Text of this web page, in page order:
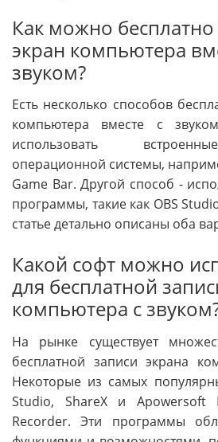
Как можно бесплатно
экран компьютера
звуком?
Есть несколько способов
компьютера вместе с
использовать
операционной системы,
Game Bar. Другой способ -
программы, такие как OBS
статье детально описаны оба
Какой софт можно
для бесплатной
компьютера с
На рынке существует
бесплатной записи экрана
Некоторые из самых
Studio, ShareX и Apowersoft
Recorder. Эти программы